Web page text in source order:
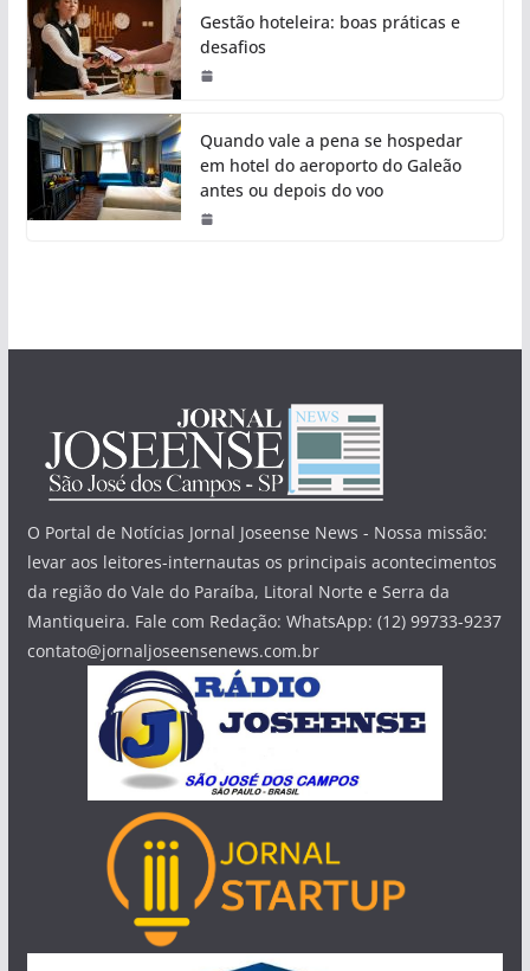
Gestão hoteleira: boas práticas e
desafios
Quando vale a pena se hospedar
em hotel do aeroporto do Galeão
antes ou depois do voo
O Portal de Notícias Jornal Joseense News - Nossa missão:
levar aos leitores-internautas os principais acontecimentos
da região do Vale do Paraíba, Litoral Norte e Serra da
Mantiqueira. Fale com Redação: WhatsApp: (12) 99733-9237
contato@jornaljoseensenews.com.br